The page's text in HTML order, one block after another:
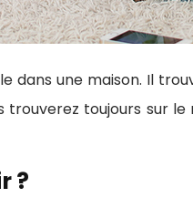
dans une maison. Il
trouverez toujours sur
?